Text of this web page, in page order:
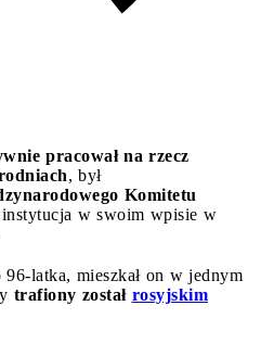
pracował na rzecz
, był
Komitetu
instytucja w swoim wpisie w
96-latka, mieszkał on w jednym
trafiony został rosyjskim